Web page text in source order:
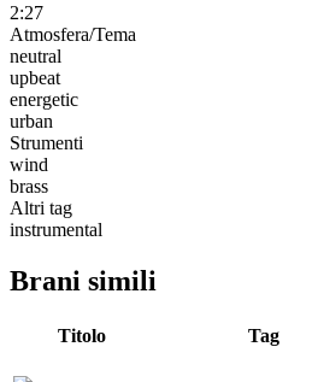
2:27
Atmosfera/Tema
neutral
upbeat
energetic
urban
Strumenti
wind
brass
Altri tag
instrumental
Brani simili
Titolo Tag